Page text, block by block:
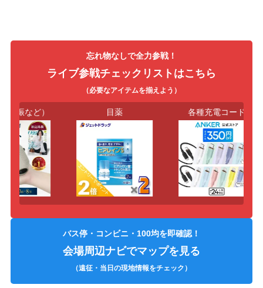
忘れ物なしで全力参戦！
ライブ参戦チェックリストはこちら
（必要なアイテムを揃えよう）
振など） 目薬 各種充電コード
バス停・コンビニ・100均を即確認！
会場周辺ナビでマップを見る
（遠征・当日の現地情報をチェック）